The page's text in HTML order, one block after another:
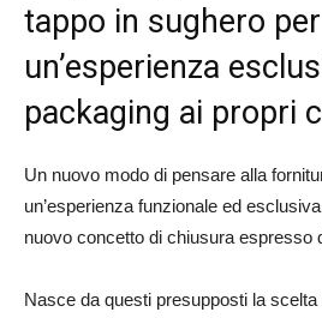
tappo in sughero
un’esperienza
packaging ai propri
Un nuovo modo di pensare alla
un’esperienza funzionale ed
nuovo concetto di chiusura espresso
Nasce da questi presupposti la